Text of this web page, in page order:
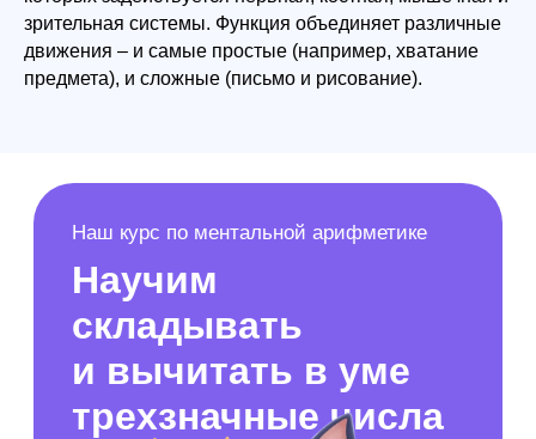
зрительная системы. Функция объединяет различные
движения – и самые простые (например, хватание
предмета), и сложные (письмо и рисование).